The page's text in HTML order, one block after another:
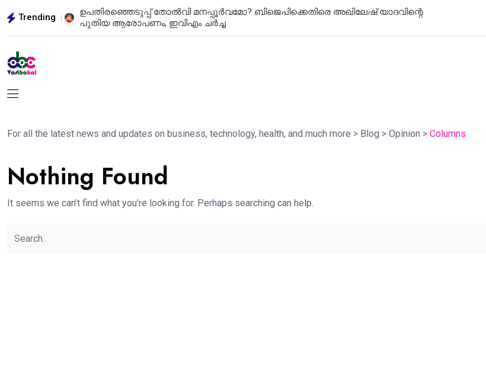
Trending
തുക
ഉപതിരഞ്ഞെടുപ്പ് തോൽവി മനപ്പൂർവമോ? ബിജെപിക്കെതിരെ അഖിലേഷ് യാദവിന്റെ
പുതിയ ആരോപണം; ഇവിഎം ചർച്ച
For all the latest news and updates on business, technology, health, and much more > Blog > Opinion > Columns
Nothing Found
It seems we can’t find what you’re looking for. Perhaps searching can help.